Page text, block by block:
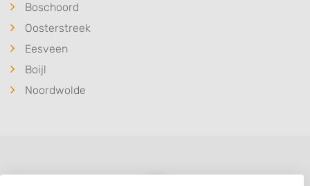
Boschoord
Oosterstreek
Eesveen
Boijl
Noordwolde